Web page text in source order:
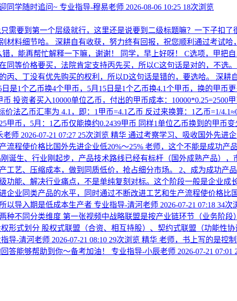
同学随时追问~ 专业指导-穆易老师 2026-08-06 10:25 18次浏览
需要到第一个层级就行，这里还是说要到二级标题嘛？一下子扣了
材料细节哈。 深耕自有收获，努力终有回报，祝您顺利通过考试哈
，能再帮忙解释一下嘛，谢谢！
同学，早上好呀！ C选项，甲把
同等价格要买，法院肯定支持丙先买，所以C这句话是对的，不选
丙、丁没有优先购买的权利，所以D这句话是错的，要选哈。 深耕
日是1个乙币换4个甲币，5月15日是1个乙币换4.1个甲币，换的甲币
币 投资者买入10000单位乙币，付出的甲币成本：
法乙币汇率为 4.1，即：1甲币=4.1乙币 反过来换算：1乙币=1/
甲币，5月：1乙币仅能换约0.2439甲币 同样1单位乙币换到的甲币
老师 2026-07-21 07:27 25次浏览 精华 通过考察学习、吸收国外先进
流程使价格比国外先进企业低20%～25% 老师，这个不能是成功
诞生、行业刚起步，产品技术路线已经有标杆（国外成熟产品）
工艺、压缩成本，做到同质低价，抢占细分市场。 2、成为成功
功能、解决行业痛点，不是单纯复刻对标。这个阶段一般是企业
企业同类产品的水平，同时通过不断改进工艺和生产流程使价格
以导入期是低成本生产者 专业指导-清河老师 2026-07-21 07:18 34次
种不同分类维度 第一张视频中战略联盟是按产业链环节（业务阶
形式划分 股权式联盟（合资、相互持股）、契约式联盟（功能性
导-清河老师 2026-07-21 08:10 29次浏览 精华 老师，书上写的是控
答能够帮助到你～备考加油！
专业指导-小辰老师 2026-07-21 07:01